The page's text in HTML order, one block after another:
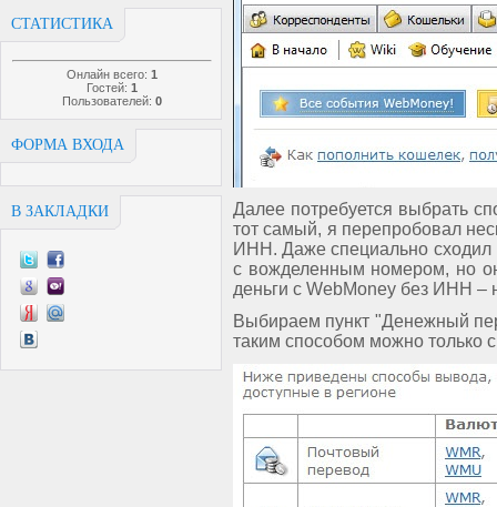
СТАТИСТИКА
Онлайн всего: 1
Гостей: 1
Пользователей: 0
ФОРМА ВХОДА
В ЗАКЛАДКИ
Далее потребуется выбрать
тот самый, я перепробовал
ИНН. Даже специально сходил
с вожделенным номером, но
деньги с WebMoney без ИНН –
Выбираем пункт "Денежный
таким способом можно только